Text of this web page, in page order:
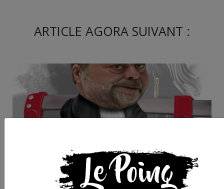
ARTICLE AGORA SUIVANT :
Morepris de justice